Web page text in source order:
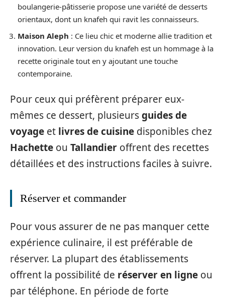
boulangerie-pâtisserie propose une variété de desserts
orientaux, dont un knafeh qui ravit les connaisseurs.
Maison Aleph : Ce lieu chic et moderne allie tradition et
innovation. Leur version du knafeh est un hommage à la
recette originale tout en y ajoutant une touche
contemporaine.
Pour ceux qui préfèrent préparer eux-
mêmes ce dessert, plusieursguides de
voyage et livres de cuisine disponibles chez
Hachette ou Tallandier offrent des recettes
détaillées et des instructions faciles à suivre.
Réserver et commander
Pour vous assurer de ne pas manquer cette
expérience culinaire, il est préférable de
réserver. La plupart des établissements
offrent la possibilité de réserver en ligne ou
par téléphone. En période de forte